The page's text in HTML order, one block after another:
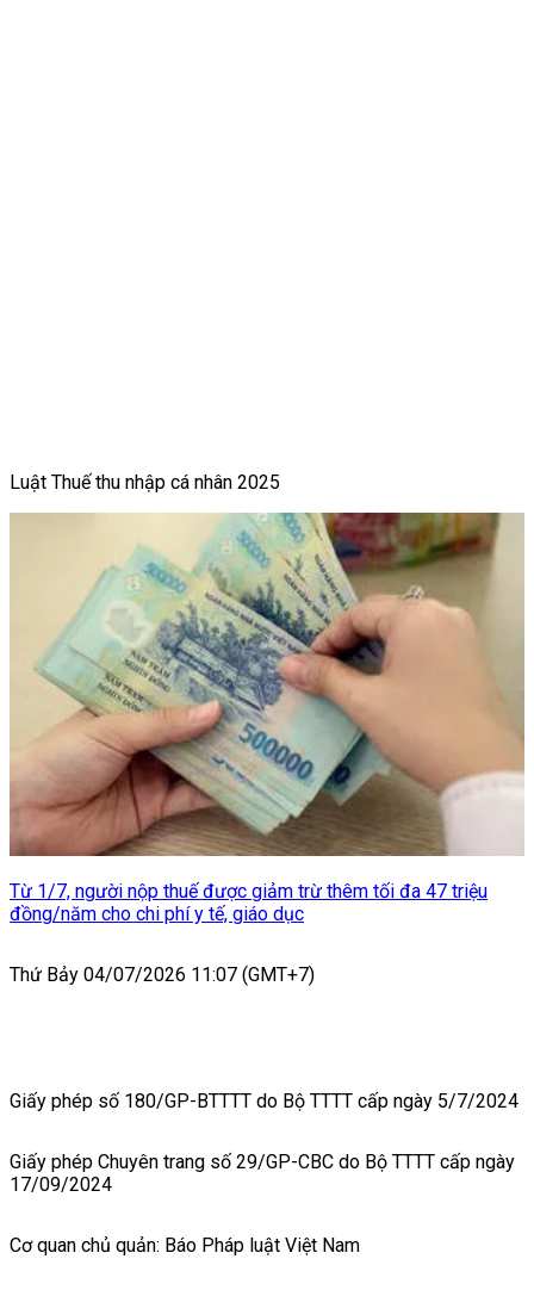
Luật Thuế thu nhập cá nhân 2025
Từ 1/7, người nộp thuế được giảm trừ thêm tối đa 47 triệu
đồng/năm cho chi phí y tế, giáo dục
Thứ Bảy 04/07/2026 11:07 (GMT+7)
Giấy phép số 180/GP-BTTTT do Bộ TTTT cấp ngày 5/7/2024
Giấy phép Chuyên trang số 29/GP-CBC do Bộ TTTT cấp ngày
17/09/2024
Cơ quan chủ quản: Báo Pháp luật Việt Nam